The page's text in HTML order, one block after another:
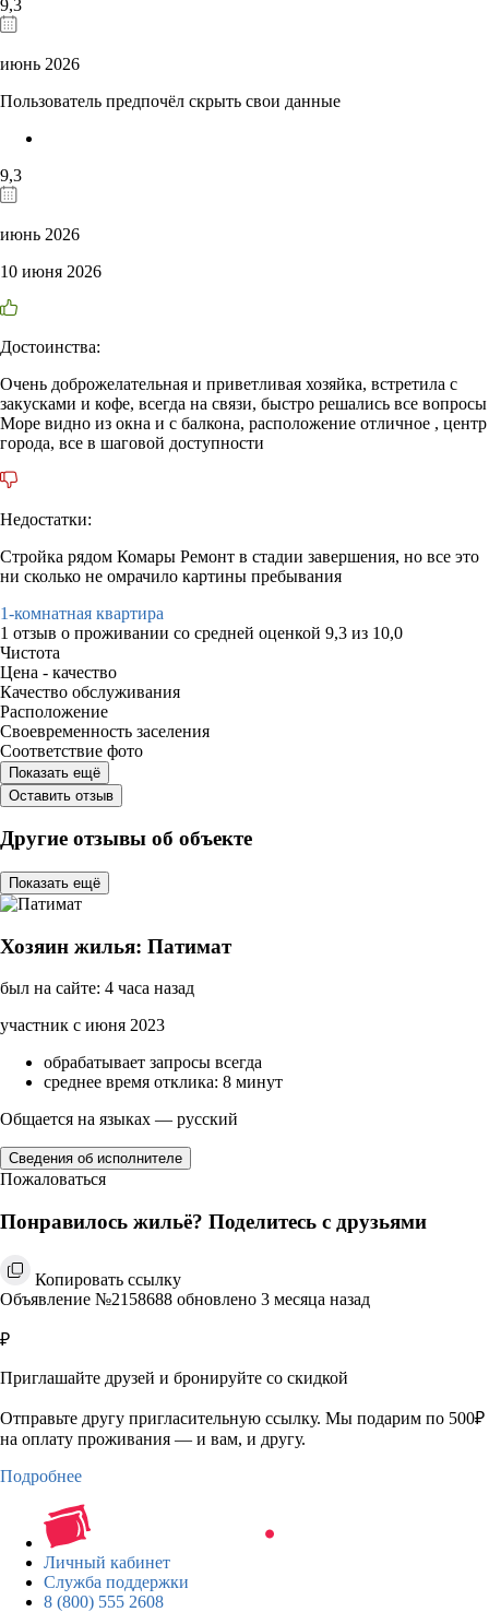
9,3
июнь 2026
Пользователь предпочёл скрыть свои данные
9,3
июнь 2026
10 июня 2026
Достоинства:
Очень доброжелательная и приветливая хозяйка, встретила с
закусками и кофе, всегда на связи, быстро решались все вопросы
Море видно из окна и с балкона, расположение отличное , центр
города, все в шаговой доступности
Недостатки:
Стройка рядом Комары Ремонт в стадии завершения, но все это
ни сколько не омрачило картины пребывания
1-комнатная квартира
1 отзыв о проживании со средней оценкой 9,3 из 10,0
Чистота
Цена - качество
Качество обслуживания
Расположение
Своевременность заселения
Соответствие фото
Показать ещё
Оставить отзыв
Другие отзывы об объекте
Показать ещё
Хозяин жилья: Патимат
был на сайте: 4 часа назад
участник с июня 2023
обрабатывает запросы всегда
среднее время отклика: 8 минут
Общается на языках — русский
Сведения об исполнителе
Пожаловаться
Понравилось жильё? Поделитесь с друзьями
Копировать ссылку
Объявление №2158688 обновлено 3 месяца назад
₽
Приглашайте друзей и бронируйте со скидкой
Отправьте другу пригласительную ссылку. Мы подарим по 500₽
на оплату проживания — и вам, и другу.
Подробнее
Личный кабинет
Служба поддержки
8 (800) 555 2608